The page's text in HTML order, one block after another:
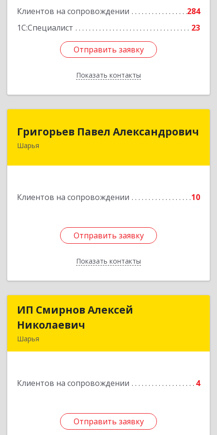
Клиентов на сопровождении
284
1С:Специалист
23
Отправить заявку
Показать контакты
Отправить заявку
Назад
Григорьев Павел Александрович
Шарья
Клиентов на сопровождении 10
Отправить заявку
Показать контакты
157505, Костромская область, город Шарья,
Отправить заявку
Назад
ИП Смирнов Алексей
Николаевич
Шарья
Клиентов на сопровождении 4
Отправить заявку
ИП Смирнов Алексей
Отправить заявку